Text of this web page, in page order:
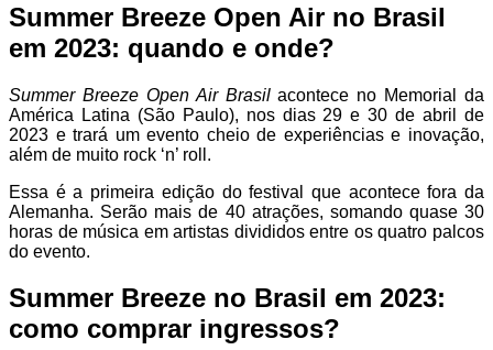
Summer Breeze Open Air no Brasil
em 2023: quando e onde?
Summer Breeze Open Air Brasilacontece no Memorial da
América Latina (São Paulo), nos dias 29 e 30 de abril de
2023 e trará um evento cheio de experiências e inovação,
além de muito rock ‘n’ roll.
Essa é a primeira edição do festival que acontece fora da
Alemanha. Serão mais de 40 atrações, somando quase 30
horas de música em artistas divididos entre os quatro palcos
do evento.
Summer Breeze no Brasil em 2023:
como comprar ingressos?